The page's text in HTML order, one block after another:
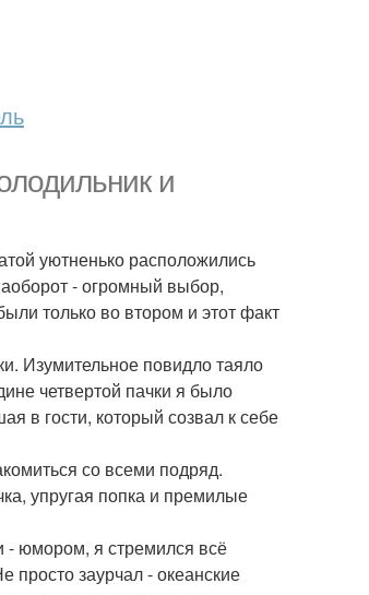
и
уютненько расположились
- огромный выбор,
только во втором и этот факт
Изумительное повидло таяло
четвертой пачки я было
в гости, который созвал к себе
со всеми подряд.
упругая попка и премилые
- юмором, я стремился всё
просто заурчал - океанские